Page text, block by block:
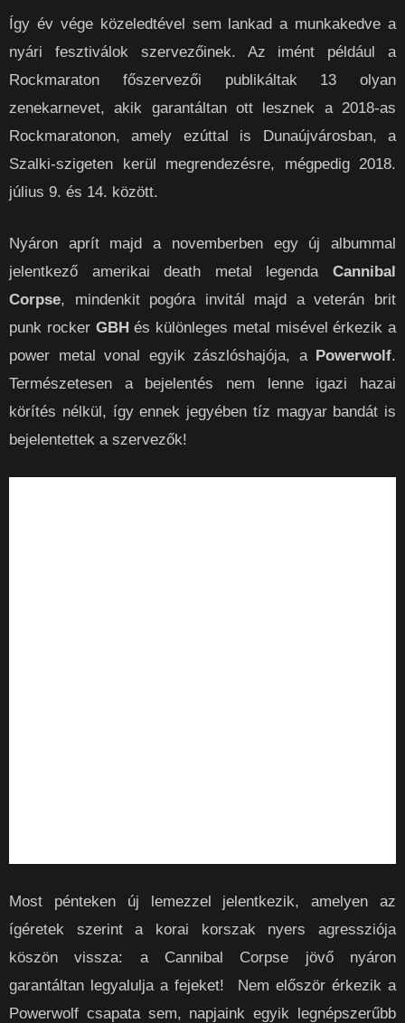
Így év vége közeledtével sem lankad a munkakedve a
nyári fesztiválok szervezőinek. Az imént például a
Rockmaraton főszervezői publikáltak 13 olyan
zenekarnevet, akik garantáltan ott lesznek a 2018-as
Rockmaratonon, amely ezúttal is Dunaújvárosban, a
Szalki-szigeten kerül megrendezésre, mégpedig 2018.
július 9. és 14. között.
Nyáron aprít majd a novemberben egy új albummal
jelentkező amerikai death metal legenda Cannibal
Corpse, mindenkit pogóra invitál majd a veterán brit
punk rocker GBH és különleges metal misével érkezik a
power metal vonal egyik zászlóshajója, a Powerwolf.
Természetesen a bejelentés nem lenne igazi hazai
körítés nélkül, így ennek jegyében tíz magyar bandát is
bejelentettek a szervezők!
Most pénteken új lemezzel jelentkezik, amelyen az
ígéretek szerint a korai korszak nyers agressziója
köszön vissza: a Cannibal Corpse jövő nyáron
garantáltan legyalulja a fejeket! Nem először érkezik a
Powerwolf csapata sem, napjaink egyik legnépszerűbb